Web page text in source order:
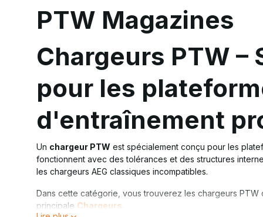
PTW Magazines
Chargeurs PTW
pour les
d'entraînement
Un chargeur PTW est spécialement conçu pour les
fonctionnent avec des tolérances et des structures
les chargeurs AEG classiques incompatibles.
Dans cette catégorie, vous trouverez les chargeurs PTW
principale Chargeurs